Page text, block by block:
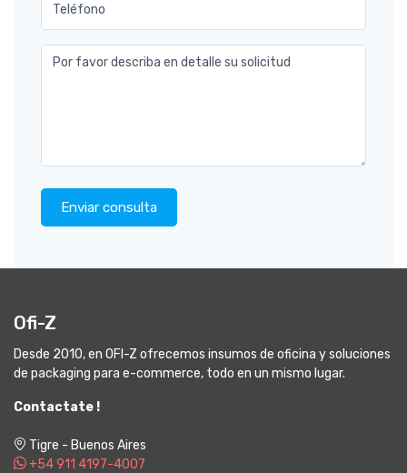
Teléfono
Por favor describa en detalle su solicitud
Enviar consulta
Ofi-Z
Desde 2010, en OFI-Z ofrecemos insumos de oficina y soluciones
de packaging para e-commerce, todo en un mismo lugar.
Contactate !
Tigre - Buenos Aires
+54 911 4197-4007